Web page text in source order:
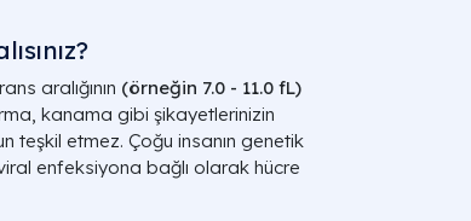
aralığının (örneğin 7.0 - 11.0 fL)
kanama gibi şikayetlerinizin
teşkil etmez. Çoğu insanın genetik
enfeksiyona bağlı olarak hücre